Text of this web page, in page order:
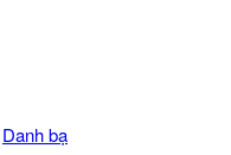
Danh bạ